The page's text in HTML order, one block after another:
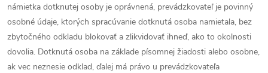
námietka dotknutej osoby je oprávnená, prevádzkovateľ je povinný
osobné údaje, ktorých spracúvanie dotknutá osoba namietala, bez
zbytočného odkladu blokovať a zlikvidovať ihneď, ako to okolnosti
dovolia. Dotknutá osoba na základe písomnej žiadosti alebo osobne,
ak vec neznesie odklad, ďalej má právo u prevádzkovateľa